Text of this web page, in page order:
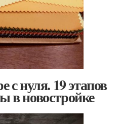
с нуля. 19 этапов
в новостройке